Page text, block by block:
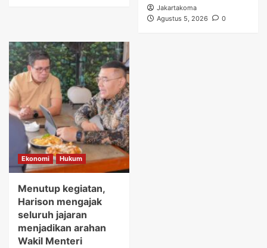
Jakartakoma
Agustus 5, 2026
0
Ekonomi Hukum
Menutup kegiatan,
Harison mengajak
seluruh jajaran
menjadikan arahan
Wakil Menteri